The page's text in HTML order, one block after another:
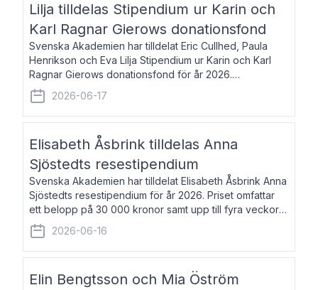
Lilja tilldelas Stipendium ur Karin och
Karl Ragnar Gierows donationsfond
Svenska Akademien har tilldelat Eric Cullhed, Paula
Henrikson och Eva Lilja Stipendium ur Karin och Karl
Ragnar Gierows donationsfond för år 2026.
Stipendiebeloppet är på 70 000 kronor vardera. Eric
Cullhed, född 1985, är professor i grekis
2026-06-17
Elisabeth Åsbrink tilldelas Anna
Sjöstedts resestipendium
Svenska Akademien har tilldelat Elisabeth Åsbrink Anna
Sjöstedts resestipendium för år 2026. Priset omfattar
ett belopp på 30 000 kronor samt upp till fyra veckors
fri vistelse i Akademiens lägenhet i Berlin. Elisabeth
Åsbrink, född 1965 oc
2026-06-16
Elin Bengtsson och Mia Öström